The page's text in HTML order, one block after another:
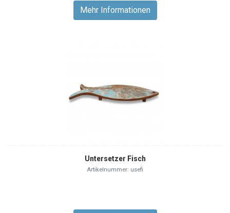
Mehr Informationen
Untersetzer Fisch
Artikelnummer: usefi